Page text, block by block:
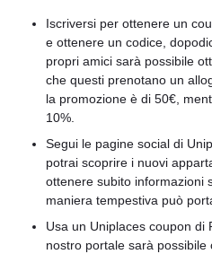
Iscriversi per ottenere un
e ottenere un codice,
propri amici sarà possibile
che questi prenotano un
la promozione è di 50€,
10%.
Segui le pagine social di
potrai scoprire i nuovi
ottenere subito informazioni
maniera tempestiva può
Usa un Uniplaces coupon di
nostro portale sarà